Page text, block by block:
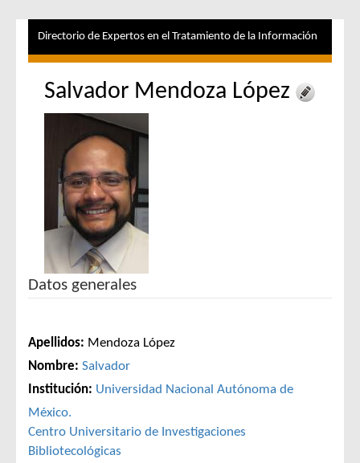
Directorio de Expertos en el Tratamiento de la Información
Salvador Mendoza López
Datos generales
Apellidos: Mendoza López
Nombre: Salvador
Institución: Universidad Nacional Autónoma de
México.
Centro Universitario de Investigaciones
Bibliotecológicas